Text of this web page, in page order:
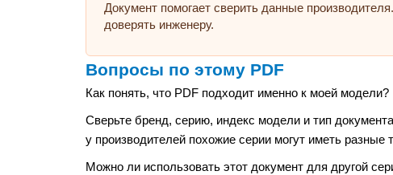
Документ помогает сверить данные
доверять инженеру.
Вопросы по этому PDF
Как понять, что PDF подходит именно к моей модели?
Сверьте бренд, серию, индекс модели и тип
у производителей похожие серии могут иметь разные
Можно ли использовать этот документ для другой